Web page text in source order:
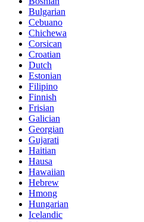
Bulgarian
Cebuano
Chichewa
Corsican
Croatian
Dutch
Estonian
Filipino
Finnish
Frisian
Galician
Georgian
Gujarati
Haitian
Hausa
Hawaiian
Hebrew
Hmong
Hungarian
Icelandic